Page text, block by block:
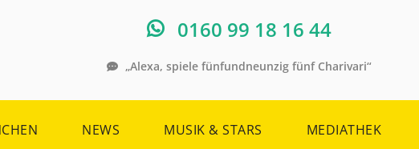
0160 99 18 16 44
„Alexa, spiele fünfundneunzig fünf Charivari“
NEWS MUSIK & STARS MEDIATHEK